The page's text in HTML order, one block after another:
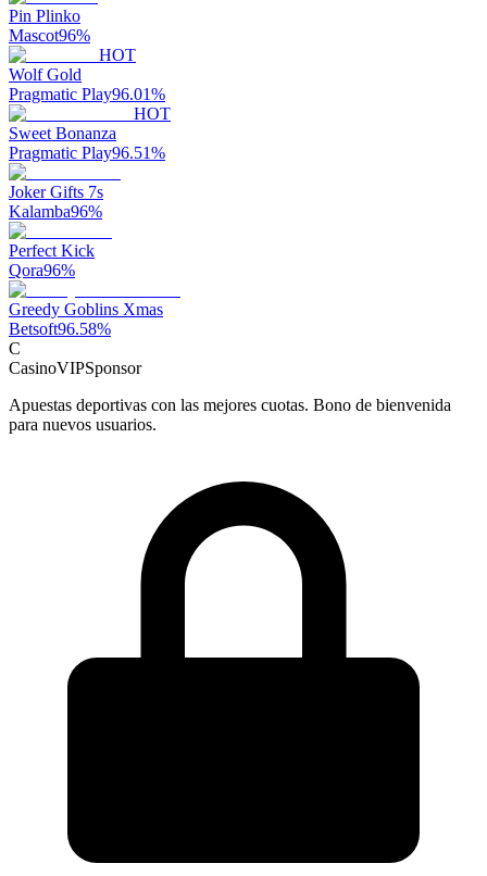
Pin Plinko
Mascot96%
HOT
Wolf Gold
Pragmatic Play96.01%
HOT
Sweet Bonanza
Pragmatic Play96.51%
Joker Gifts 7s
Kalamba96%
Perfect Kick
Qora96%
Greedy Goblins Xmas
Betsoft96.58%
C
CasinoVIPSponsor
Apuestas deportivas con las mejores cuotas. Bono de bienvenida
para nuevos usuarios.